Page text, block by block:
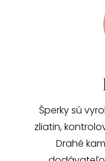
Šperky sú
zliatin,
Drahé